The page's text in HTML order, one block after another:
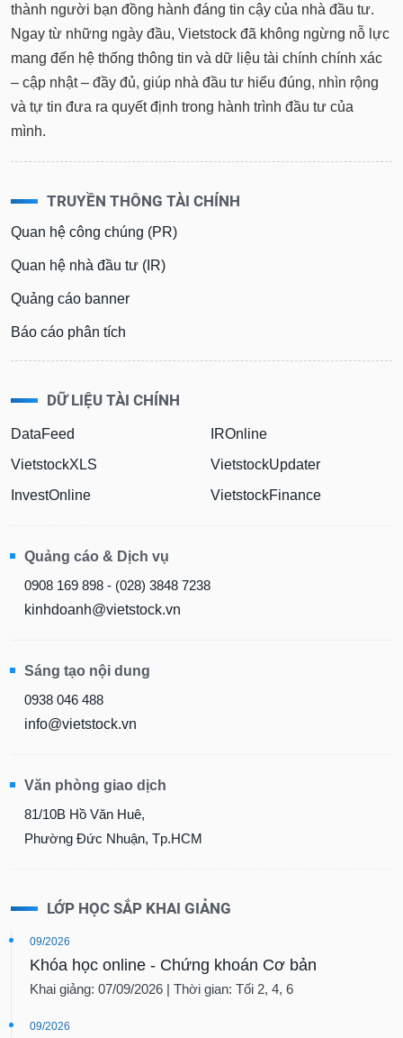
thành người bạn đồng hành đáng tin cậy của nhà đầu tư.
Ngay từ những ngày đầu, Vietstock đã không ngừng nỗ lực
mang đến hệ thống thông tin và dữ liệu tài chính chính xác
– cập nhật – đầy đủ, giúp nhà đầu tư hiểu đúng, nhìn rộng
và tự tin đưa ra quyết định trong hành trình đầu tư của
mình.
TRUYỀN THÔNG TÀI CHÍNH
Quan hệ công chúng (PR)
Quan hệ nhà đầu tư (IR)
Quảng cáo banner
Báo cáo phân tích
DỮ LIỆU TÀI CHÍNH
DataFeed
VietstockXLS
InvestOnline
IROnline
VietstockUpdater
VietstockFinance
Quảng cáo & Dịch vụ
0908 169 898 - (028) 3848 7238
kinhdoanh@vietstock.vn
Sáng tạo nội dung
0938 046 488
info@vietstock.vn
Văn phòng giao dịch
81/10B Hồ Văn Huê,
Phường Đức Nhuận, Tp.HCM
LỚP HỌC SẮP KHAI GIẢNG
09/2026
Khóa học online - Chứng khoán Cơ bản
Khai giảng: 07/09/2026 | Thời gian: Tối 2, 4, 6
09/2026